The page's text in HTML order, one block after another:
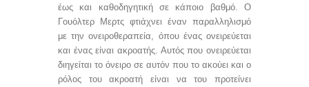
έως και καθοδηγητική σε κάποιο βαθμό. Ο
Γουόλτερ Μερτς φτιάχνει έναν παραλληλισμό
με την ονειροθεραπεία, όπου ένας ονειρεύεται
και ένας είναι ακροατής. Αυτός που ονειρεύεται
διηγείται το όνειρο σε αυτόν που το ακούει και ο
ρόλος του ακροατή είναι να του προτείνει